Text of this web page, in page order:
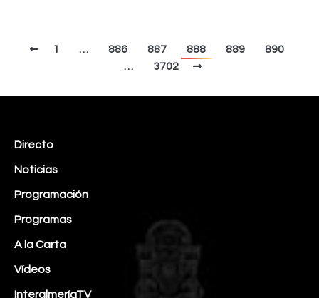
1 … 886 887 888 889
890
…
3702
Directo
Noticias
Programación
Programas
A la Carta
Vídeos
InteralmeríaTV